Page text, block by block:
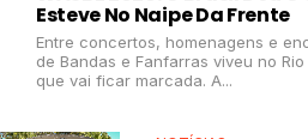
Esteve No Naipe Da Frente
Entre concertos, homenagens e
de Bandas e Fanfarras viveu no
que vai ficar marcada. A...